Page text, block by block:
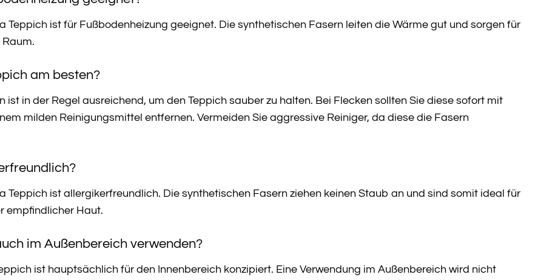
Teppich ist für Fußbodenheizung geeignet. Die synthetischen Fasern leiten die Wärme gut und sorgen für
am besten?
ist in der Regel ausreichend, um den Teppich sauber zu halten. Bei Flecken sollten Sie diese sofort mit
milden Reinigungsmittel entfernen. Vermeiden Sie aggressive Reiniger, da diese die Fasern
Teppich ist allergikerfreundlich. Die synthetischen Fasern ziehen keinen Staub an und sind somit ideal für
empfindlicher Haut.
im Außenbereich verwenden?
ist hauptsächlich für den Innenbereich konzipiert. Eine Verwendung im Außenbereich wird nicht